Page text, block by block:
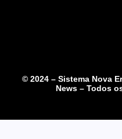
© 2024 – Sistema Nova
News – Todos